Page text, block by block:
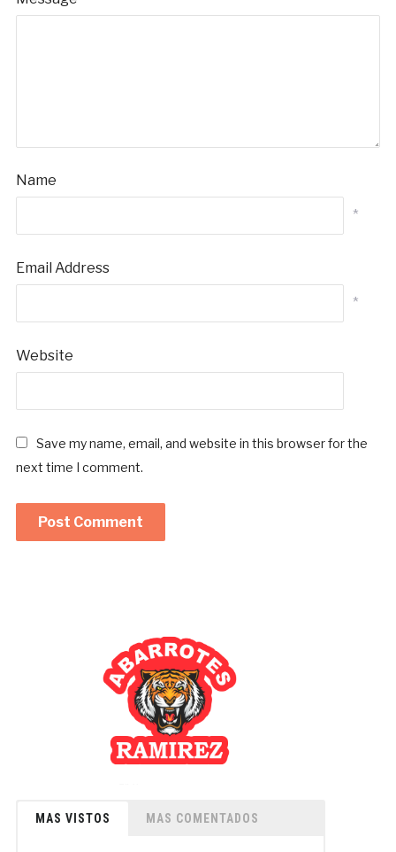
Name
*
Email Address
*
Website
Save my name, email, and website in this browser for the
next time I comment.
MAS VISTOS MAS COMENTADOS